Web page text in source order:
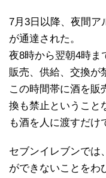
7月3日以降、夜間ア
が通達された。
夜8時から翌朝4時ま
販売、供給、交換が
この時間帯に酒を販
換も禁止ということ
も酒を人に渡すだけ
セブンイレブンでは
ができないことをわ